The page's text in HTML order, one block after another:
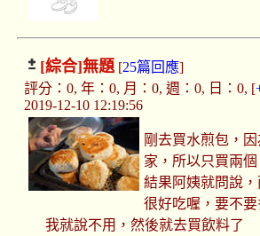
[綜合]無題[25篇回應]
評分：0, 年：0, 月：0, 週：0, 日：0, [
2019-12-10 12:19:56
剛去買水煎包，
家，所以只買兩個
結果阿姨就問說
很好吃喔，要不要
我就說不用，然後就去買飲料了